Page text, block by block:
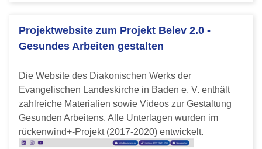
Projektwebsite zum Projekt Belev 2.0 -
Gesundes Arbeiten gestalten
Die Website des Diakonischen Werks der
Evangelischen Landeskirche in Baden e. V. enthält
zahlreiche Materialien sowie Videos zur Gestaltung
Gesunden Arbeitens. Alle Unterlagen wurden im
rückenwind+-Projekt (2017-2020) entwickelt.